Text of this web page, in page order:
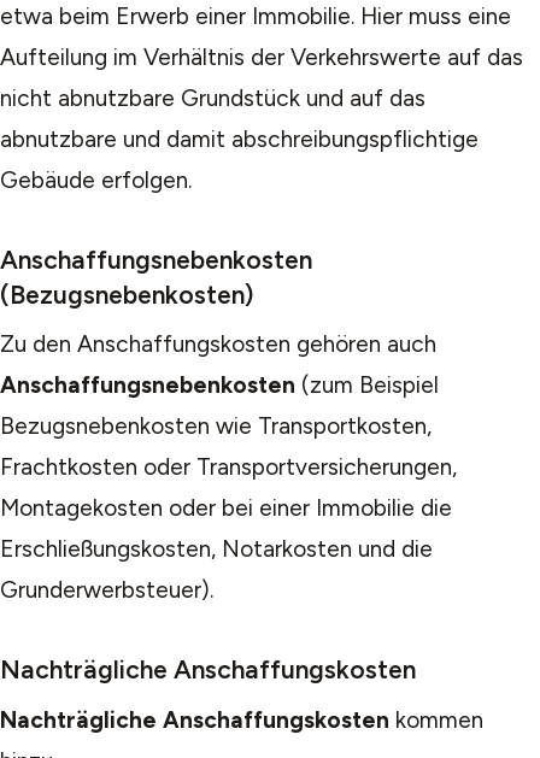
etwa beim Erwerb einer Immobilie. Hier muss eine
Aufteilung im Verhältnis der Verkehrswerte auf das
nicht abnutzbare Grundstück und auf das
abnutzbare und damit abschreibungspflichtige
Gebäude erfolgen.
Anschaffungsnebenkosten
(Bezugsnebenkosten)
Zu den Anschaffungskosten gehören auch
Anschaffungsnebenkosten (zum Beispiel
Bezugsnebenkosten wie Transportkosten,
Frachtkosten oder Transportversicherungen,
Montagekosten oder bei einer Immobilie die
Erschließungskosten, Notarkosten und die
Grunderwerbsteuer).
Nachträgliche Anschaffungskosten
Nachträgliche Anschaffungskosten kommen